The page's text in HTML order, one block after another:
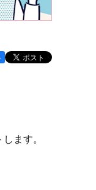
ます。